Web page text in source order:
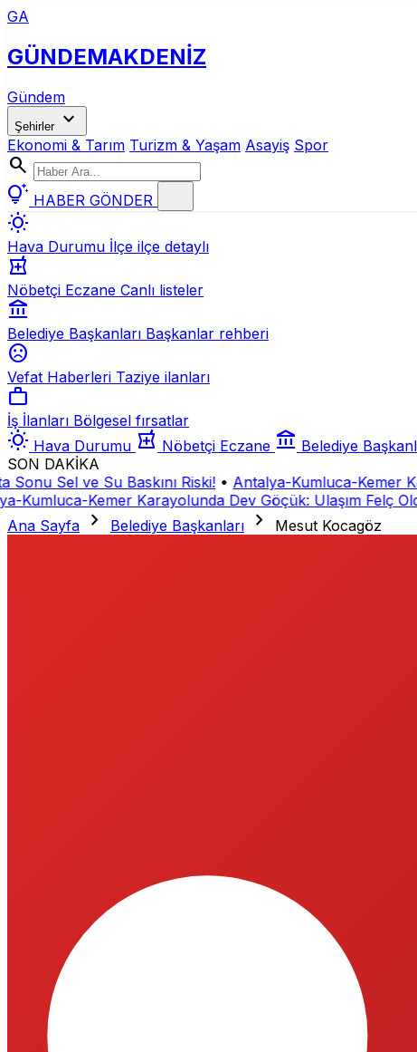
GA
GÜNDEMAKDENİZ
Gündem
Şehirler expand_more
Ekonomi & Tarım Turizm & Yaşam Asayiş Spor
search
tips_and_updates HABER GÖNDER
wb_sunny
Hava Durumu İlçe ilçe detaylı
local_pharmacy
Nöbetçi Eczane Canlı listeler
account_balance
Belediye Başkanları Başkanlar rehberi
sentiment_dissatisfied
Vefat Haberleri Taziye ilanları
work
İş İlanları Bölgesel fırsatlar
wb_sunny Hava Durumu local_pharmacy Nöbetçi Eczane account_balance Belediye
SON DAKİKA
Sel ve Su Baskını Riski! • Antalya-Kumluca-Kemer
Kumluca-Kemer Karayolunda Dev Göçük: Ulaşım Felç
Ana Sayfa
chevron_right Belediye Başkanları chevron_right Mesut Kocagöz